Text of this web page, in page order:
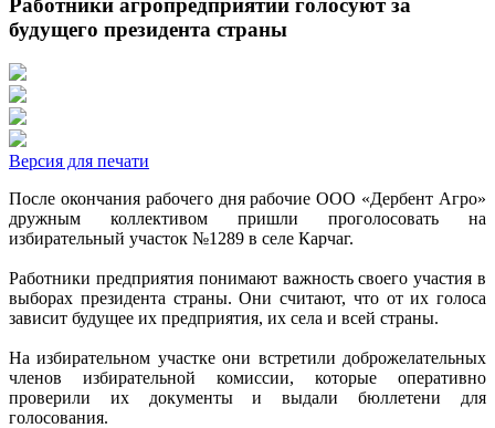
Работники агропредприятий голосуют за
будущего президента страны
Версия для печати
После окончания рабочего дня рабочие ООО «Дербент Агро»
дружным коллективом пришли проголосовать на
избирательный участок №1289 в селе Карчаг.
Работники предприятия понимают важность своего участия в
выборах президента страны. Они считают, что от их голоса
зависит будущее их предприятия, их села и всей страны.
На избирательном участке они встретили доброжелательных
членов избирательной комиссии, которые оперативно
проверили их документы и выдали бюллетени для
голосования.